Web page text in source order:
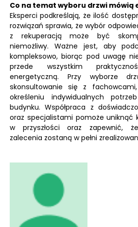
Co na temat wyboru drzwi mówią
Eksperci podkreślają, że ilość
rozwiązań sprawia, że wybór
z rekuperacją może być
niemożliwy. Ważne jest, aby
kompleksowo, biorąc pod uwagę
przede wszystkim
energetyczną. Przy wyborze
skonsultowanie się z
określeniu indywidualnych
budynku. Współpraca z
oraz specjalistami pomoże uniknąć
w przyszłości oraz zapewnić,
zalecenia zostaną w pełni